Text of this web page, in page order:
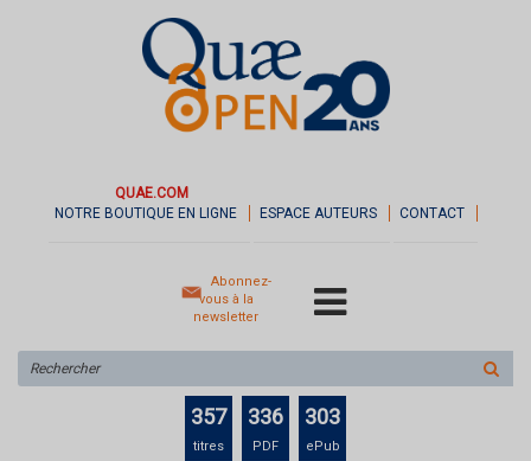
QUAE.COM
NOTRE BOUTIQUE EN LIGNE
ESPACE AUTEURS CONTACT
Abonnez-
vous à la
newsletter
sur
le
357
titres
336
PDF
303
ePub